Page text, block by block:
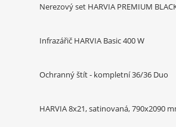
Nerezový set HARVIA PREMIUM
Infrazářič HARVIA Basic 400 W
Ochranný štít - kompletní 36/36 Duo
HARVIA 8x21, satinovaná, 790x2090